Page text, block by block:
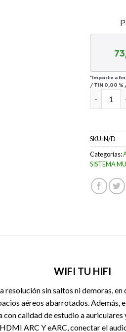
*Importe a
/ TIN 0,00 %
SKU:N/D
Categorías:
SISTEMA
WIFI TU HIFI
sin saltos ni demoras,
aéreos abarrotados.
calidad de estudio a
ARC Y eARC, conectar el